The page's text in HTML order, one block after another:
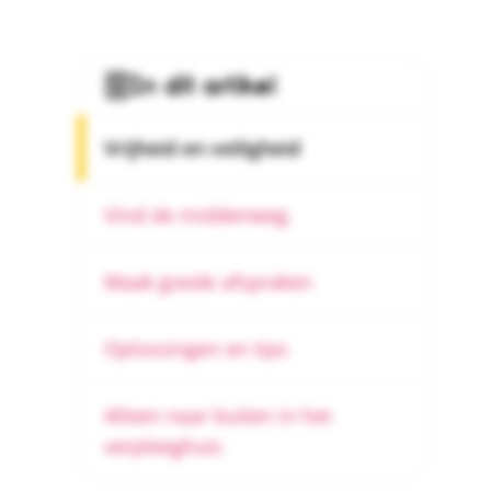
In dit artikel
Vrijheid en veiligheid
Vind de middenweg
Maak goede afspraken
Oplossingen en tips
Alleen naar buiten in het
verpleeghuis